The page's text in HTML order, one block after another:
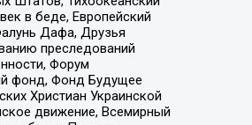
в беде, Европейский
Дафа, Друзья
преследований
Форум
фонд, Фонд Будущее
Христиан Украинской
движение, Всемирный